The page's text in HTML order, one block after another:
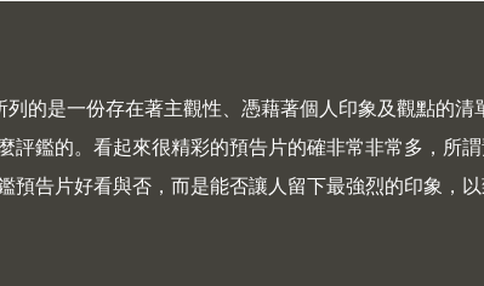
列的是一份存在著主觀性、憑藉著個人印象及觀點的
評鑑的。看起來很精彩的預告片的確非常非常多，所
告片好看與否，而是能否讓人留下最強烈的印象，以